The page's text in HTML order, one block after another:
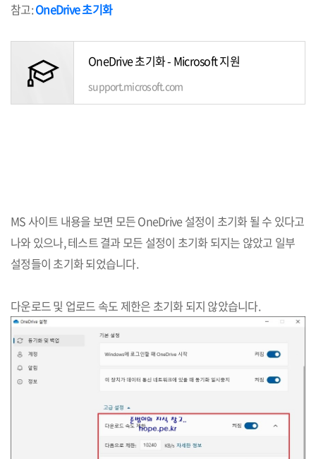
참고:OneDrive 초기화
OneDrive 초기화 - Microsoft 지원
support.microsoft.com
MS 사이트 내용을 보면 모든 OneDrive 설정이 초기화 될 수 있다고
나와 있으나, 테스트 결과 모든 설정이 초기화 되지는 않았고 일부
설정들이 초기화 되었습니다.
다운로드 및 업로드 속도 제한은 초기화 되지 않았습니다.